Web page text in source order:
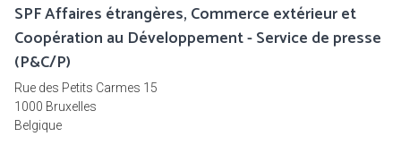
SPF Affaires étrangères, Commerce extérieur et
Coopération au Développement - Service de presse
(P&C/P)
Rue des Petits Carmes 15
1000 Bruxelles
Belgique